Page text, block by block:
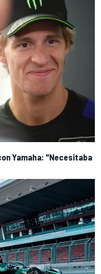
Yamaha: "Necesitaba